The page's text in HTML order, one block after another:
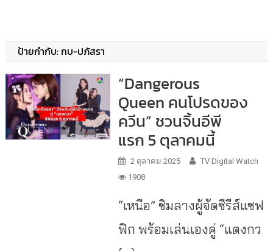
ป้ายกำกับ:กบ-ปภัสรา
“Dangerous
Queen คนโปรดของ
ควีน” ชวนจิ้นอีพี
แรก 5 ตุลาคมนี้
2 ตุลาคม 2025
TV Digital Watch
1908
“เหนือ” ชิมลางผู้จัดซีรีส์แซฟ
ฟิก พร้อมเล่นเองคู่ “แตงกว